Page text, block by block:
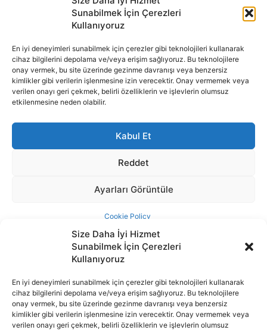
Size Daha İyi Hizmet
Sunabilmek İçin Çerezleri
Kullanıyoruz
En iyi deneyimleri sunabilmek için çerezler gibi teknolojileri kullanarak
cihaz bilgilerini depolama ve/veya erişim sağlıyoruz. Bu teknolojilere
onay vermek, bu site üzerinde gezinme davranışı veya benzersiz
kimlikler gibi verilerin işlenmesine izin verecektir. Onay vermemek veya
verilen onayı geri çekmek, belirli özelliklerin ve işlevlerin olumsuz
İnternet portalımızda yer alan tüm haber metini, resim ve benzeri
içeriğin hakları Sigortamedya Yayıncılık A.Ş.'ye aittir. Hiçbir şekilde
basılı ya da elektronik bir ortamda, kaynak gösterilse bile izin
alınmadan kullanılamaz.